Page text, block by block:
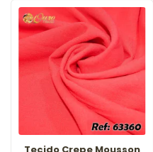
Tecido Crepe Mousson